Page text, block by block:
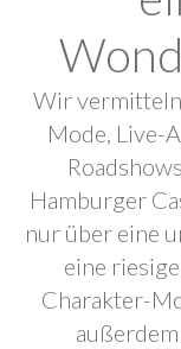
Wir
Mode, Live-
Hamburger
nur über eine
eine
Charakter-